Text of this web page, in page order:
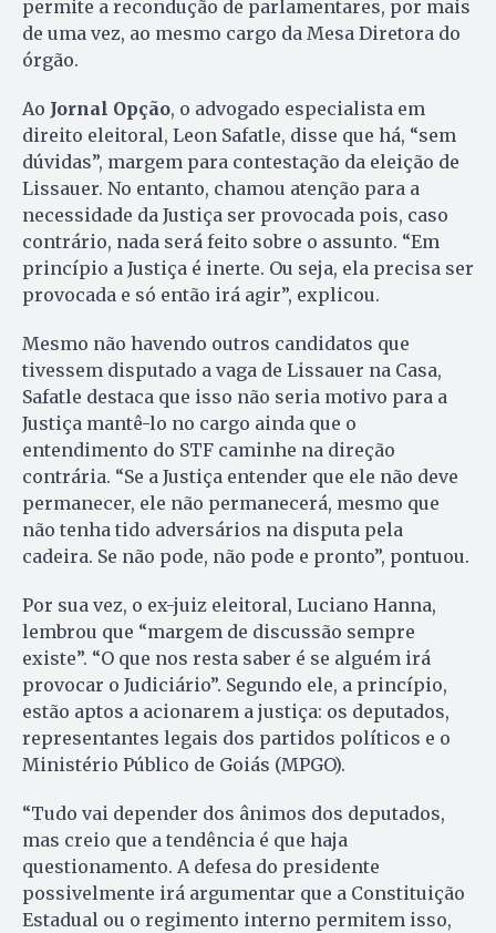
permite a recondução de parlamentares, por mais
de uma vez, ao mesmo cargo da Mesa Diretora do
órgão.
Ao Jornal Opção, o advogado especialista em
direito eleitoral, Leon Safatle, disse que há, “sem
dúvidas”, margem para contestação da eleição de
Lissauer. No entanto, chamou atenção para a
necessidade da Justiça ser provocada pois, caso
contrário, nada será feito sobre o assunto. “Em
princípio a Justiça é inerte. Ou seja, ela precisa ser
provocada e só então irá agir”, explicou.
Mesmo não havendo outros candidatos que
tivessem disputado a vaga de Lissauer na Casa,
Safatle destaca que isso não seria motivo para a
Justiça mantê-lo no cargo ainda que o
entendimento do STF caminhe na direção
contrária. “Se a Justiça entender que ele não deve
permanecer, ele não permanecerá, mesmo que
não tenha tido adversários na disputa pela
cadeira. Se não pode, não pode e pronto”, pontuou.
Por sua vez, o ex-juiz eleitoral, Luciano Hanna,
lembrou que “margem de discussão sempre
existe”. “O que nos resta saber é se alguém irá
provocar o Judiciário”. Segundo ele, a princípio,
estão aptos a acionarem a justiça: os deputados,
representantes legais dos partidos políticos e o
Ministério Público de Goiás (MPGO).
“Tudo vai depender dos ânimos dos deputados,
mas creio que a tendência é que haja
questionamento. A defesa do presidente
possivelmente irá argumentar que a Constituição
Estadual ou o regimento interno permitem isso,